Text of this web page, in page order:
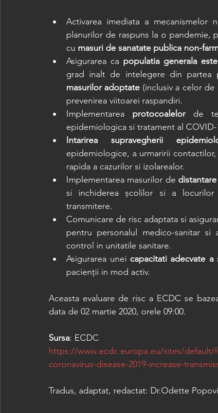
Activarea imediata a
planurilor de raspuns la o pandemie,
cu masuri de sanatate publica non-
Asigurarea ca populatia generala
grad inalt de intelegere din partea
masurilor adoptate (inclusiv a celor
prevenirea viitoarei raspandiri.
Implementarea protocoalelor de
epidemiologica si tratament al COVID-
Intarirea supravegherii
epidemiologice, a urmaririi
rapida a cazurilor si izolarealor.
Implementarea masurilor de
si inchiderea școlilor si a
transmitere.
Comunicare de risc adaptata si
pentru personalul medico-sanitar
control in unitatile sanitare.
Asigurarea unei capacitati adecvate a
pacienții in mod activ.
Aceasta evaluare de risc a ECDC se
data de 02 martie 2020, orele 09:00.
Sursa: ECDC
https://www.ecdc.europa.eu/sites/
coronavirus-disease-2019-increase-
Tradus, adaptat, redactat: Dr.Odette